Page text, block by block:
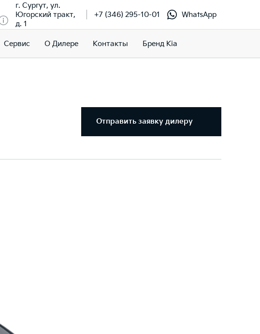
г. Сургут, ул.
Югорский тракт,
д. 1
+7 (346) 295-10-01 WhatsApp
Сервис О Дилере Контакты Бренд Kia
Отправить заявку дилеру